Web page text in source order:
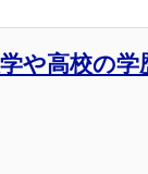
や高校の